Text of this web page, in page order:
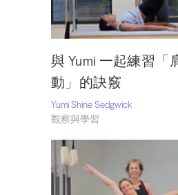
與 Yumi 一起練習「
動」的訣竅
Yumi Shine Sedgwick
觀察與學習